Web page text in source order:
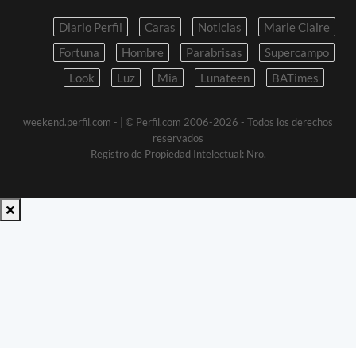
Diario Perfil Caras Noticias
Marie Claire
Fortuna
Hombre Parabrisas
Supercampo
Look
Luz Mia Lunateen BATimes
weekend.perfil.com -
| © Perfil.com 2006-2026 - Todos los derechos
reservados
Registro de Propiedad Intelectual: Nro.